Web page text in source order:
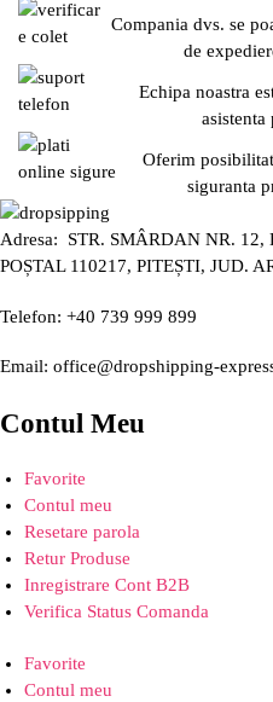
Compania dvs. se
de
Echipa noastra
Oferim
siguranta
Adresa: STR. SMÂRDAN NR. 12,
POȘTAL 110217, PITEȘTI, JUD.
Telefon: +40 739 999 899
Email: office@dropshipping-
Contul Meu
Favorite
Contul meu
Resetare parola
Retur Produse
Inregistrare Cont B2B
Verifica Status Comanda
Favorite
Contul meu